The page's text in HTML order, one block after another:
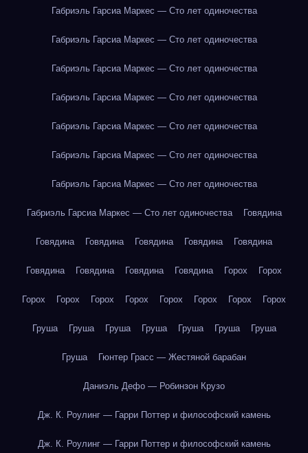
Габриэль Гарсиа Маркес — Сто лет одиночества
Габриэль Гарсиа Маркес — Сто лет одиночества
Габриэль Гарсиа Маркес — Сто лет одиночества
Габриэль Гарсиа Маркес — Сто лет одиночества
Габриэль Гарсиа Маркес — Сто лет одиночества
Габриэль Гарсиа Маркес — Сто лет одиночества
Габриэль Гарсиа Маркес — Сто лет одиночества
Габриэль Гарсиа Маркес — Сто лет одиночества Говядина
Говядина Говядина Говядина Говядина Говядина
Говядина Говядина Говядина Говядина Горох Горох
Горох Горох Горох Горох Горох Горох Горох Горох
Груша Груша Груша Груша Груша Груша Груша
Груша Гюнтер Грасс — Жестяной барабан
Даниэль Дефо — Робинзон Крузо
Дж. К. Роулинг — Гарри Поттер и философский камень
Дж. К. Роулинг — Гарри Поттер и философский камень